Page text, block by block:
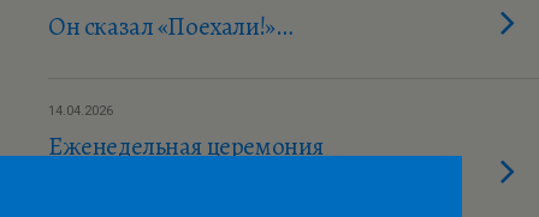
Он сказал «Поехали!»…
14.04.2026
Еженедельная церемония